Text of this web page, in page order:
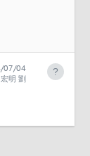
07/04
宏明 劉